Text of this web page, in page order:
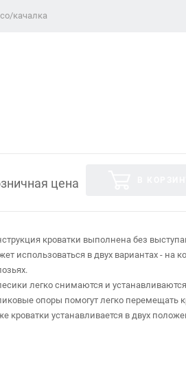
качалка
цена
кроватки выполнена без
использоваться в двух вариантах - на
легко снимаются и
опоры помогут легко перемещать
кроватки устанавливается в двух